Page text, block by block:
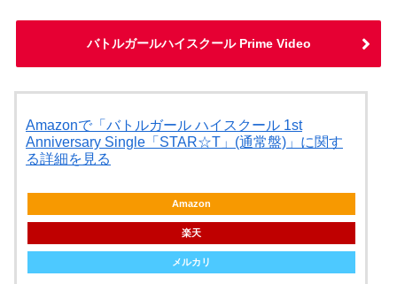
バトルガールハイスクール Prime Video
Amazonで「バトルガール ハイスクール 1st
Anniversary Single「STAR☆T」(通常盤)」に関す
る詳細を見る
Amazon
楽天
メルカリ